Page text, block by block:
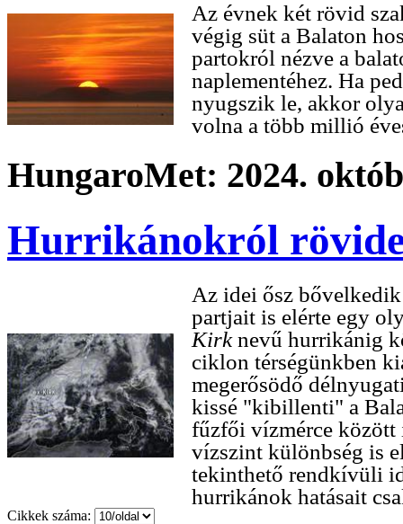
Az évnek két rövid
végig süt a Balaton
partokról nézve a
naplementéhez. Ha
nyugszik le, akkor
volna a több millió
HungaroMet: 2024.
Hurrikánokról
Az idei ősz
partjait is elérte egy
Kirknevű hurrikánig
ciklon térségünkben
megerősödő
kissé "kibillenti" a
fűzfői vízmérce között
vízszint különbség is
tekinthető rendkívüli
hurrikánok hatásait
Cikkek száma: